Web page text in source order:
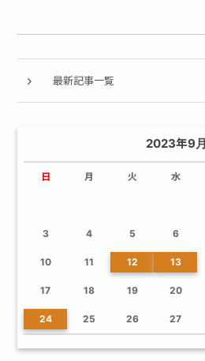
最新記事一覧
2023年9月
日 月 火 水
3 4 5 6
10 11 12 13
17 18 19 20
24 25 26 27